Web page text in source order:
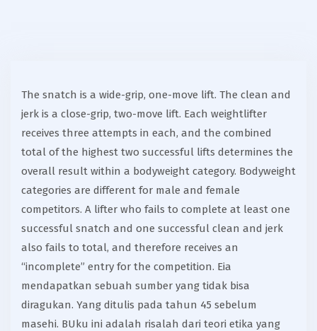
The snatch is a wide-grip, one-move lift. The clean and
jerk is a close-grip, two-move lift. Each weightlifter
receives three attempts in each, and the combined
total of the highest two successful lifts determines the
overall result within a bodyweight category. Bodyweight
categories are different for male and female
competitors. A lifter who fails to complete at least one
successful snatch and one successful clean and jerk
also fails to total, and therefore receives an
“incomplete” entry for the competition. Eia
mendapatkan sebuah sumber yang tidak bisa
diragukan. Yang ditulis pada tahun 45 sebelum
masehi. BUku ini adalah risalah dari teori etika yang